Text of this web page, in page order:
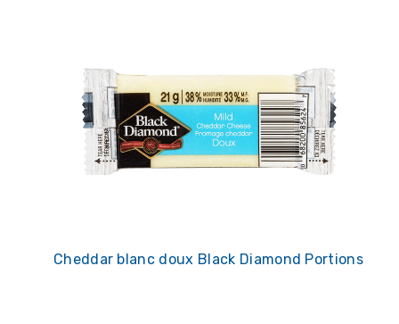
Cheddar blanc doux Black Diamond Portions